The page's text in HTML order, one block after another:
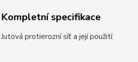
Kompletní specifikace
Jutová protierozní síť a její použití: